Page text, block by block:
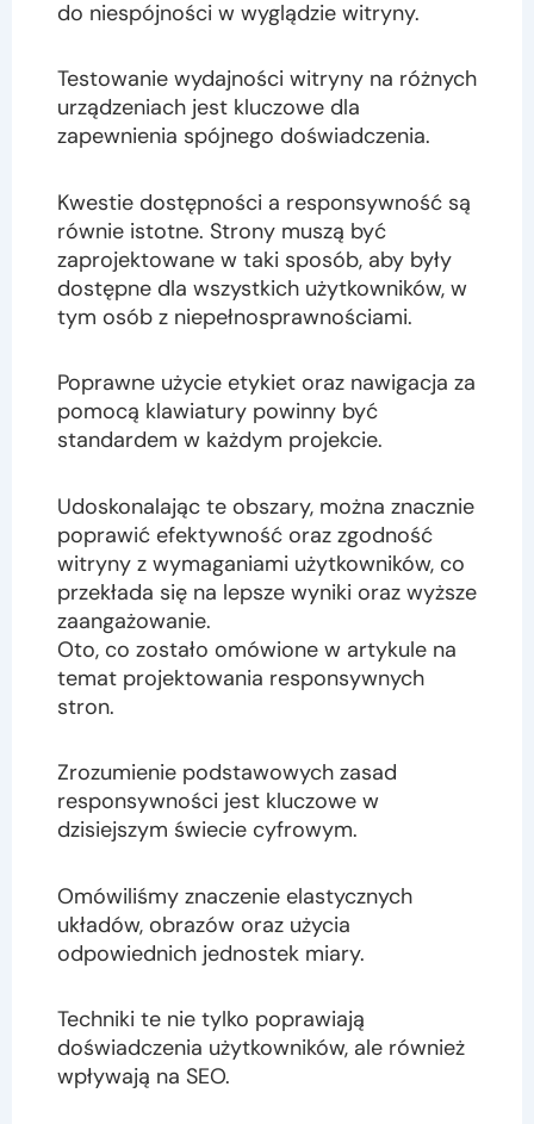
do niespójności w wyglądzie witryny.
Testowanie wydajności witryny na różnych
urządzeniach jest kluczowe dla
zapewnienia spójnego doświadczenia.
Kwestie dostępności a responsywność są
równie istotne. Strony muszą być
zaprojektowane w taki sposób, aby były
dostępne dla wszystkich użytkowników, w
tym osób z niepełnosprawnościami.
Poprawne użycie etykiet oraz nawigacja za
pomocą klawiatury powinny być
standardem w każdym projekcie.
Udoskonalając te obszary, można znacznie
poprawić efektywność oraz zgodność
witryny z wymaganiami użytkowników, co
przekłada się na lepsze wyniki oraz wyższe
zaangażowanie.
Oto, co zostało omówione w artykule na
temat projektowania responsywnych
stron.
Zrozumienie podstawowych zasad
responsywności jest kluczowe w
dzisiejszym świecie cyfrowym.
Omówiliśmy znaczenie elastycznych
układów, obrazów oraz użycia
odpowiednich jednostek miary.
Techniki te nie tylko poprawiają
doświadczenia użytkowników, ale również
wpływają na SEO.